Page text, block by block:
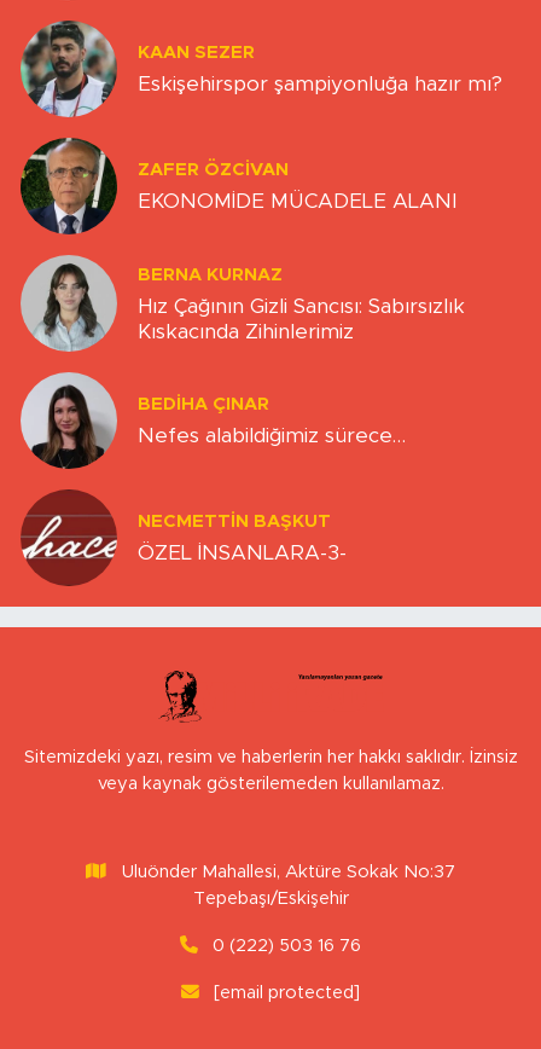
KAAN SEZER
Eskişehirspor şampiyonluğa hazır mı?
ZAFER ÖZCIVAN
EKONOMİDE MÜCADELE ALANI
BERNA KURNAZ
Hız Çağının Gizli Sancısı: Sabırsızlık
Kıskacında Zihinlerimiz
BEDIHA ÇINAR
Nefes alabildiğimiz sürece…
NECMETTIN BAŞKUT
ÖZEL İNSANLARA-3-
Sitemizdeki yazı, resim ve haberlerin her hakkı saklıdır. İzinsiz
veya kaynak gösterilemeden kullanılamaz.
Uluönder Mahallesi, Aktüre Sokak No:37
Tepebaşı/Eskişehir
0 (222) 503 16 76
[email protected]